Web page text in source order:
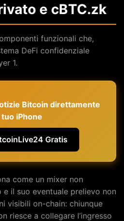
e cBTC.zk
funzionali che,
DeFi confidenziale
1.
Bitcoin direttamente
iPhone
Gratis
come un mixer non
il suo eventuale prelievo non
visibili on-chain: chiunque
riesce a collegare l’ingresso